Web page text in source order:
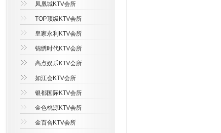
凤凰城KTV会所
TOP顶级KTV会所
皇家永利KTV会所
锦绣时代KTV会所
高点娱乐KTV会所
如江会KTV会所
银都国际KTV会所
金色桃源KTV会所
金百合KTV会所